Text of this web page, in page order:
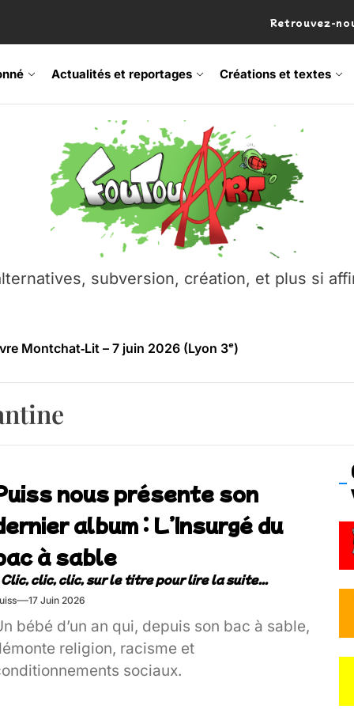
Retrouvez-
Actualités et reportages Créations et textes
subversion, création, et plus si
Fripon – vernissage 21 mai (Lyon)
Festival – Samedi 18 juillet (Vaulx-en-Velin)
– Ŝtono, un livre réalisé par Michaël Moretti & Pierre
contre l’A412 à l’Établi (Haute-Savoie)
Fripon – vernissage 21 mai (Lyon)
Festival – Samedi 18 juillet (Vaulx-en-Velin)
nous présente son
album : L’Insurgé du
à sable
17 Juin 2026
bébé d’un an qui, depuis son bac à sable,
religion, racisme et
sociaux.